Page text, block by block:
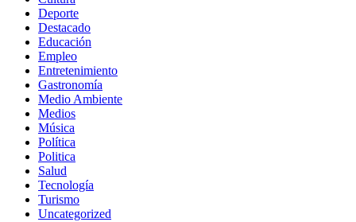
Deporte
Destacado
Educación
Empleo
Entretenimiento
Gastronomía
Medio Ambiente
Medios
Música
Política
Politica
Salud
Tecnología
Turismo
Uncategorized